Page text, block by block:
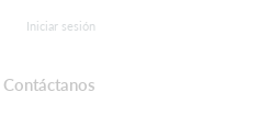
Iniciar sesión
Contáctanos